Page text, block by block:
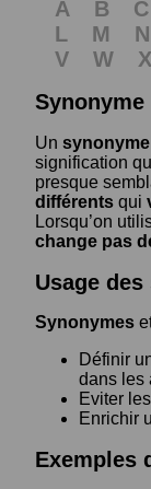
A B C
L
M N
V
W X
Un synonyme
signification
presque
différents qui
Lorsqu’on
change pas
Usage
Synonymes
Définir
dans les
Eviter
Enrichir
Exemples